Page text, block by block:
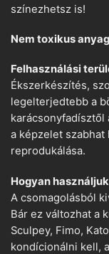
színezhetsz is!
Nem toxikus
Felhasználási
Ékszerkészítés,
legelterjedtebb a
karácsonyfadísztől
a képzelet
reprodukálása.
Hogyan használjuk
A csomagolásból
Bár ez változhat a
Sculpey, Fimo,
kondícionálni kell,